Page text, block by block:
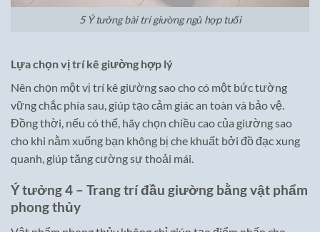
5 Ý tưởng bài trí giường ngủ hợp tuổi
Lựa chọn vị trí kê giường hợp lý
Nên chọn một vị trí kê giường sao cho có một bức tường
vững chắc phía sau, giúp tạo cảm giác an toàn và bảo vệ.
Đồng thời, nếu có thể, hãy chọn chiều cao của giường sao
cho khi nằm xuống bạn không bị che khuất bởi đồ đạc xung
quanh, giúp tăng cường sự thoải mái.
Ý tưởng 4 – Trang trí đầu giường bằng vật phẩm
phong thủy